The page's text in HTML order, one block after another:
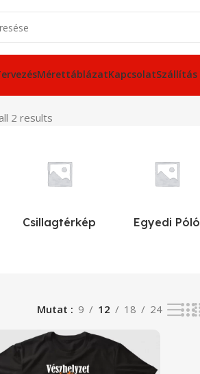
MérettáblázatKapcsolatSzállítás
2 results
Csillagtérkép Egyedi Póló
Mutat 9 12 18 24